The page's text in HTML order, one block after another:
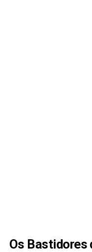
Os Bastidores